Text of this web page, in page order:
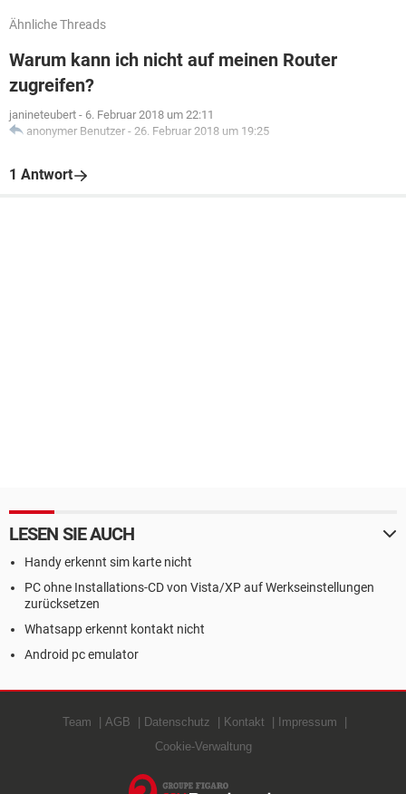
Ähnliche Threads
Warum kann ich nicht auf meinen Router
zugreifen?
janineteubert - 6. Februar 2018 um 22:11
anonymer Benutzer - 26. Februar 2018 um 19:25
1 Antwort
LESEN SIE AUCH
Handy erkennt sim karte nicht
PC ohne Installations-CD von Vista/XP auf Werkseinstellungen
zurücksetzen
Whatsapp erkennt kontakt nicht
Android pc emulator
Team AGB Datenschutz Kontakt
Impressum
Cookie-Verwaltung